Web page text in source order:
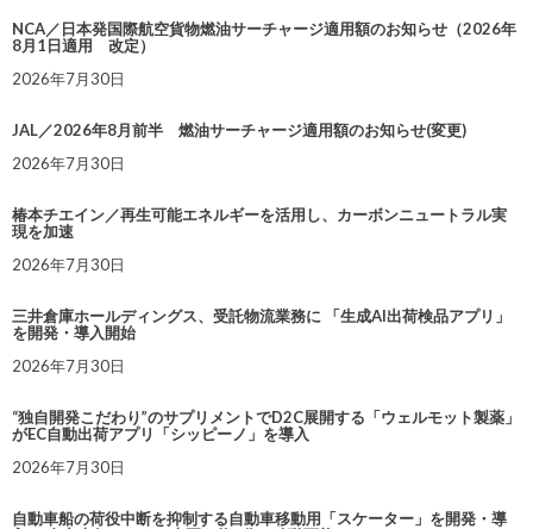
NCA／日本発国際航空貨物燃油サーチャージ適用額のお知らせ（2026年
8月1日適用 改定）
2026年7月30日
JAL／2026年8月前半 燃油サーチャージ適用額のお知らせ(変更)
2026年7月30日
椿本チエイン／再生可能エネルギーを活用し、カーボンニュートラル実
現を加速
2026年7月30日
三井倉庫ホールディングス、受託物流業務に 「生成AI出荷検品アプリ」
を開発・導入開始
2026年7月30日
“独自開発こだわり”のサプリメントでD2C展開する「ウェルモット製薬」
がEC自動出荷アプリ「シッピーノ」を導入
2026年7月30日
自動車船の荷役中断を抑制する自動車移動用「スケーター」を開発・導